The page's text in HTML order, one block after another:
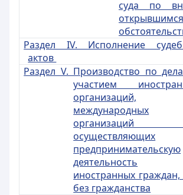
суда по
открывшимся
Раздел IV. Исполнение
актов
Раздел V. Производство по
участием
организаций,
международных
осуществляющих
предпринимательскую
деятельность
иностранных граждан,
без гражданства